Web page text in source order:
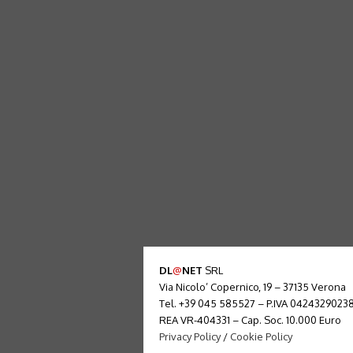
DL@NET SRL
Via Nicolo’ Copernico, 19 – 37135 Verona
Tel. +39 045 585527 – P.IVA
REA VR-404331 – Cap. Soc. 10.000 Euro
Privacy Policy/Cookie Policy